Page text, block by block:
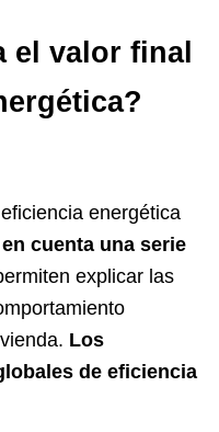
el valor final
energética
cuenta una serie
explicar las
Los
de eficiencia